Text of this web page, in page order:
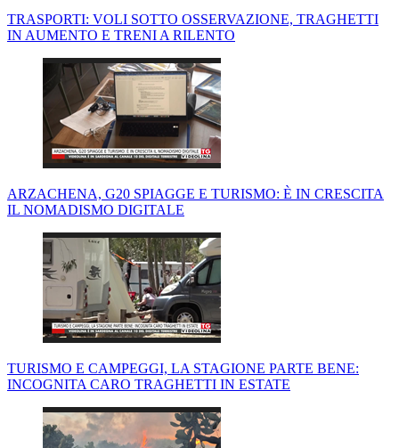
TRASPORTI: VOLI SOTTO OSSERVAZIONE, TRAGHETTI
IN AUMENTO E TRENI A RILENTO
ARZACHENA, G20 SPIAGGE E TURISMO: È IN CRESCITA
IL NOMADISMO DIGITALE
TURISMO E CAMPEGGI, LA STAGIONE PARTE BENE:
INCOGNITA CARO TRAGHETTI IN ESTATE